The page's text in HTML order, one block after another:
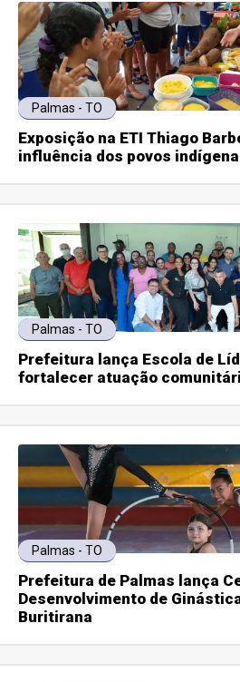
Palmas - TO
Exposição na ETI Thiago
influência dos povos
Palmas - TO
Prefeitura lança Escola de
fortalecer atuação
Palmas - TO
Prefeitura de Palmas lança
Desenvolvimento de
Buritirana